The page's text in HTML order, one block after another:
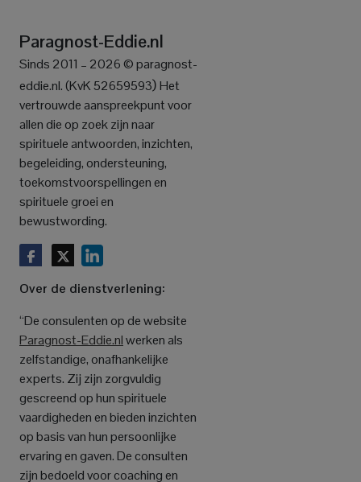
Paragnost-Eddie.nl
Sinds 2011 – 2026 © paragnost-
eddie.nl. (KvK 52659593)Het
vertrouwde aanspreekpunt voor
allen die op zoek zijn naar
spirituele antwoorden, inzichten,
begeleiding, ondersteuning,
toekomstvoorspellingen en
spirituele groei en
bewustwording.
Over de dienstverlening:
“De consulenten op de website
Paragnost-Eddie.nlwerken als
zelfstandige, onafhankelijke
experts. Zij zijn zorgvuldig
gescreend op hun spirituele
vaardigheden en bieden inzichten
op basis van hun persoonlijke
ervaring en gaven. De consulten
zijn bedoeld voor coaching en